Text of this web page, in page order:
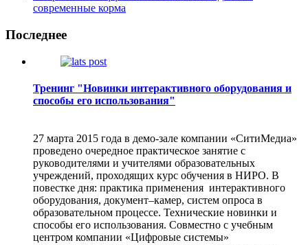
современные корма
Последнее
Тренинг "Новинки интерактивного оборудования и
способы его использования"
27 марта 2015 года в демо-зале компании «СитиМедиа»
проведено очередное практическое занятие с
руководителями и учителями образовательных
учреждений, проходящих курс обучения в НИРО. В
повестке дня: практика применения интерактивного
оборудования, документ–камер, систем опроса в
образовательном процессе. Технические новинки и
способы его использования. Совместно с учебным
центром компании «Цифровые системы»